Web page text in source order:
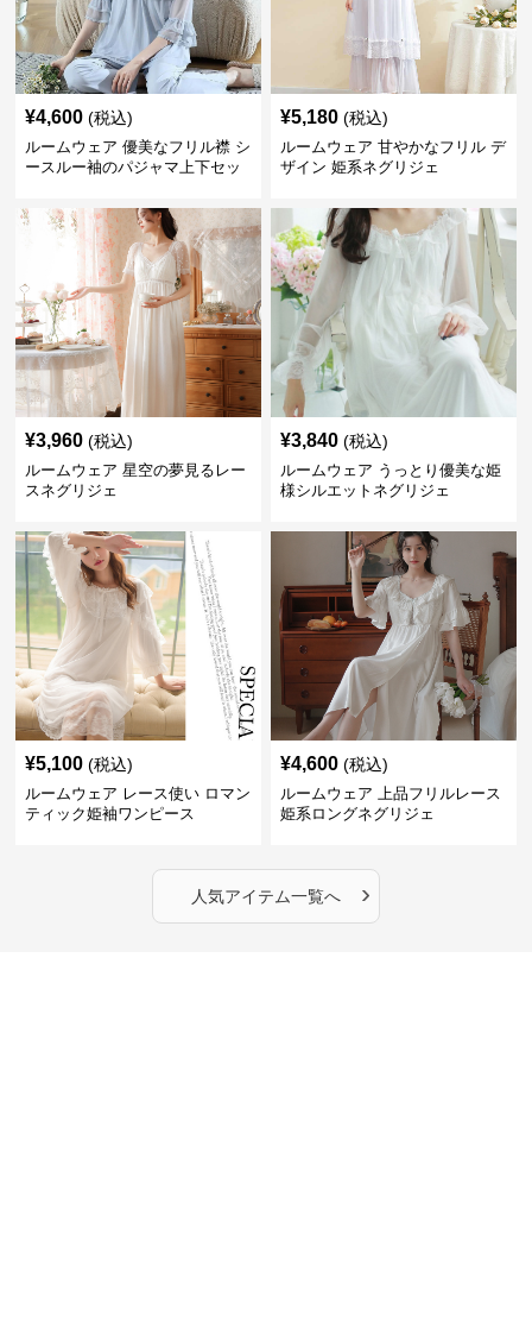
¥4,600 (税込)
ルームウェア 優美なフリル襟 シ
ースルー袖のパジャマ上下セッ
¥5,180 (税込)
ルームウェア 甘やかなフリル デ
ザイン 姫系ネグリジェ
¥3,960 (税込)
ルームウェア 星空の夢見るレー
スネグリジェ
¥3,840 (税込)
ルームウェア うっとり優美な姫
様シルエットネグリジェ
¥5,100 (税込)
ルームウェア レース使い ロマン
ティック姫袖ワンピース
¥4,600 (税込)
ルームウェア 上品フリルレース
姫系ロングネグリジェ
人気アイテム一覧へ ›